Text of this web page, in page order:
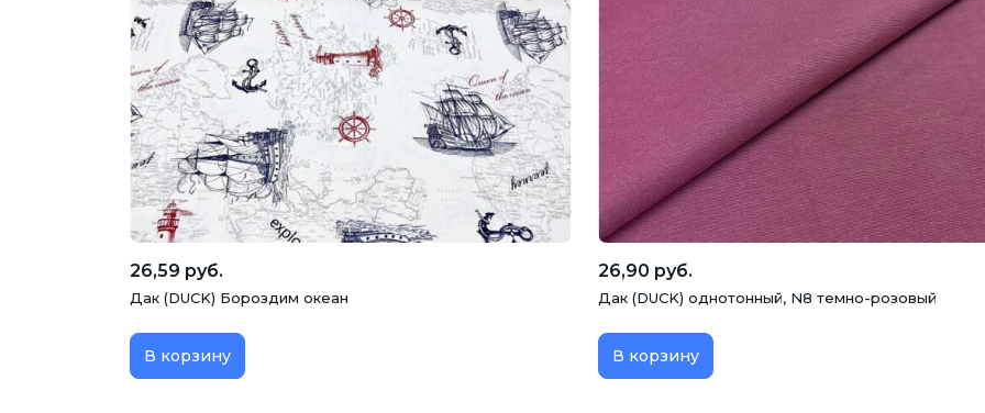
26,59 руб.
Дак (DUCK) Бороздим океан
В корзину
26,90 руб.
Дак (DUCK) однотонный, N8 темно-розовый
В корзину